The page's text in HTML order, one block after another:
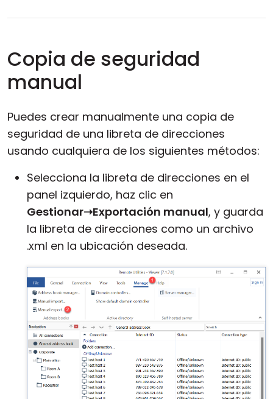
Copia de seguridad
manual
Puedes crear manualmente una copia de
seguridad de una libreta de direcciones
usando cualquiera de los siguientes métodos:
Selecciona la libreta de direcciones en el
panel izquierdo, haz clic en
Gestionar➝Exportación manual, y guarda
la libreta de direcciones como un archivo
.xml en la ubicación deseada.